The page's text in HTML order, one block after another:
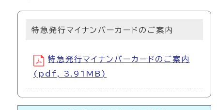
特急発行マイナンバーカードのご案内
特急発行マイナンバーカードのご案内
(pdf, 3.91MB)